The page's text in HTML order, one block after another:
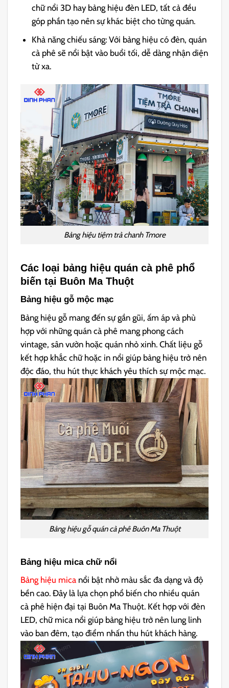
chữ nổi 3D hay bảng hiệu đèn LED, tất cả đều
góp phần tạo nên sự khác biệt cho từng quán.
Khả năng chiếu sáng: Với bảng hiệu có đèn, quán
cà phê sẽ nổi bật vào buổi tối, dễ dàng nhận diện
từ xa.
Bảng hiệu tiệm trà chanh Tmore
Các loại bảng hiệu quán cà phê phổ
biến tại Buôn Ma Thuột
Bảng hiệu gỗ mộc mạc
Bảng hiệu gỗ mang đến sự gần gũi, ấm áp và phù
hợp với những quán cà phê mang phong cách
vintage, sân vườn hoặc quán nhỏ xinh. Chất liệu gỗ
kết hợp khắc chữ hoặc in nổi giúp bảng hiệu trở nên
độc đáo, thu hút thực khách yêu thích sự mộc mạc.
Bảng hiệu gỗ quán cà phê Buôn Ma Thuột
Bảng hiệu mica chữ nổi
Bảng hiệu mica nổi bật nhờ màu sắc đa dạng và độ
bền cao. Đây là lựa chọn phổ biến cho nhiều quán
cà phê hiện đại tại Buôn Ma Thuột. Kết hợp với đèn
LED, chữ mica nổi giúp bảng hiệu trở nên lung linh
vào ban đêm, tạo điểm nhấn thu hút khách hàng.